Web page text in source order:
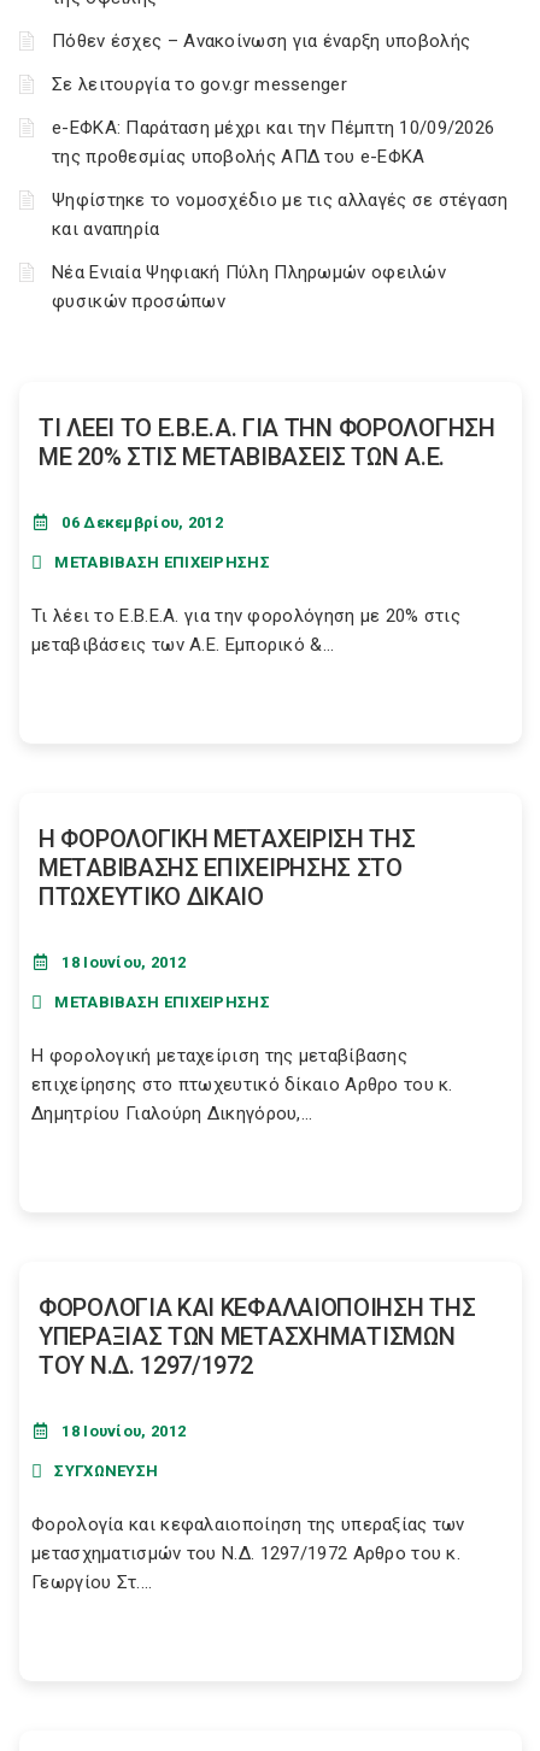
Πόθεν έσχες – Ανακοίνωση για έναρξη υποβολής
Σε λειτουργία το gov.gr messenger
e-ΕΦΚΑ: Παράταση μέχρι και την Πέμπτη 10/09/2026
της προθεσμίας υποβολής ΑΠΔ του e-ΕΦΚΑ
Ψηφίστηκε το νομοσχέδιο με τις αλλαγές σε στέγαση
και αναπηρία
Νέα Ενιαία Ψηφιακή Πύλη Πληρωμών οφειλών
φυσικών προσώπων
ΤΙ ΛΕΕΙ ΤΟ Ε.Β.Ε.Α. ΓΙΑ ΤΗΝ ΦΟΡΟΛΟΓΗΣΗ
ΜΕ 20% ΣΤΙΣ ΜΕΤΑΒΙΒΑΣΕΙΣ ΤΩΝ Α.Ε.
06 Δεκεμβρίου, 2012
ΜΕΤΑΒΙΒΑΣΗ ΕΠΙΧΕΙΡΗΣΗΣ
Τι λέει το Ε.Β.Ε.Α. για την φορολόγηση με 20% στις
μεταβιβάσεις των Α.Ε. Εμπορικό &...
H ΦΟΡΟΛΟΓΙΚΗ ΜΕΤΑΧΕΙΡΙΣΗ ΤΗΣ
ΜΕΤΑΒΙΒΑΣΗΣ ΕΠΙΧΕΙΡΗΣΗΣ ΣΤΟ
ΠΤΩΧΕΥΤΙΚΟ ΔΙΚΑΙΟ
18 Ιουνίου, 2012
ΜΕΤΑΒΙΒΑΣΗ ΕΠΙΧΕΙΡΗΣΗΣ
H φορολογική μεταχείριση της μεταβίβασης
επιχείρησης στο πτωχευτικό δίκαιο Αρθρο του κ.
Δημητρίου Γιαλούρη Δικηγόρου,...
ΦΟΡΟΛΟΓΙΑ ΚΑΙ ΚΕΦΑΛΑΙΟΠΟΙΗΣΗ ΤΗΣ
ΥΠΕΡΑΞΙΑΣ ΤΩΝ ΜΕΤΑΣΧΗΜΑΤΙΣΜΩΝ
ΤΟΥ N.Δ. 1297/1972
18 Ιουνίου, 2012
ΣΥΓΧΩΝΕΥΣΗ
Φορολογία και κεφαλαιοποίηση της υπεραξίας των
μετασχηματισμών του N.Δ. 1297/1972 Aρθρο του κ.
Γεωργίου Στ....